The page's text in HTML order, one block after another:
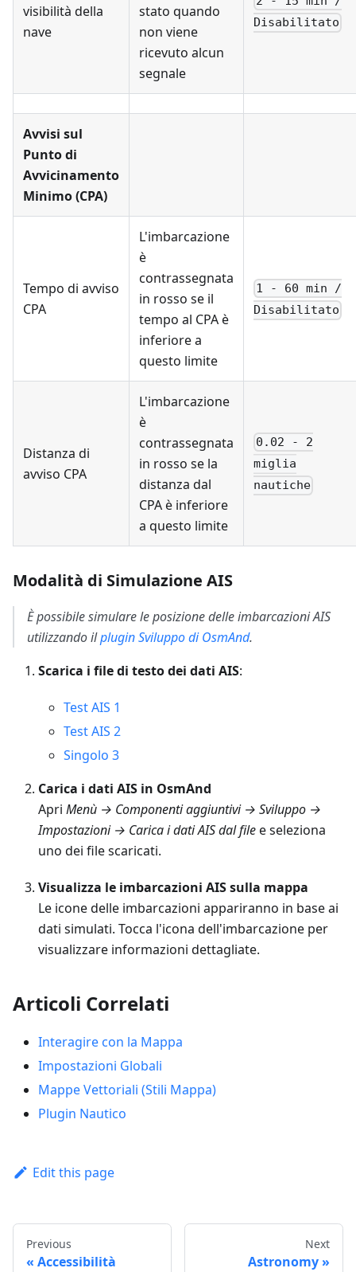
visibilità della
nave
stato quando
non viene
ricevuto alcun
segnale
Disabilitato
Avvisi sul
Punto di
Avvicinamento
Minimo (CPA)
Tempo di avviso
CPA
L'imbarcazione
è
contrassegnata
in rosso se il
tempo al CPA è
inferiore a
questo limite
1 - 60 min /
Disabilitato
Distanza di
avviso CPA
L'imbarcazione
è
contrassegnata
in rosso se la
distanza dal
CPA è inferiore
a questo limite
0.02 - 2
miglia
nautiche
Modalità di Simulazione AIS
È possibile simulare le posizione delle imbarcazioni AIS
utilizzando ilplugin Sviluppo di OsmAnd.
Scarica i file di testo dei dati AIS:
Test AIS 1
Test AIS 2
Singolo 3
Carica i dati AIS in OsmAnd
Apri Menù → Componenti aggiuntivi → Sviluppo →
Impostazioni → Carica i dati AIS dal filee seleziona
uno dei file scaricati.
Visualizza le imbarcazioni AIS sulla mappa
Le icone delle imbarcazioni appariranno in base ai
dati simulati. Tocca l'icona dell'imbarcazione per
visualizzare informazioni dettagliate.
Articoli Correlati
Interagire con la Mappa
Impostazioni Globali
Mappe Vettoriali (Stili Mappa)
Plugin Nautico
Edit this page
Previous
Accessibilità
Next
Astronomy